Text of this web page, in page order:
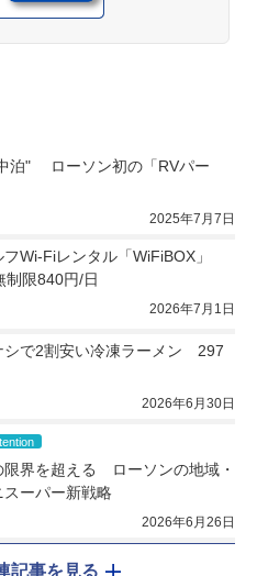
泊" 　ローソン初の「RVパー
2025年7月7日
フWi-Fiレンタル「WiFiBOX」
制限840円/日
2026年7月1日
シで2割安い冷凍ラーメン　297
2026年6月30日
限界を超える　ローソンの地域・
ーパー新戦略
2026年6月26日
記事を見る